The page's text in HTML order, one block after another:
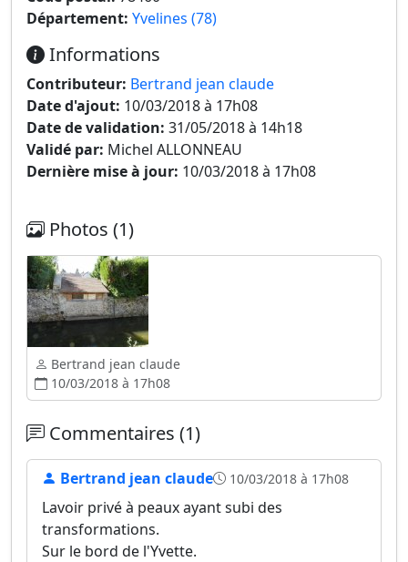
Département: Yvelines (78)
Informations
Contributeur: Bertrand jean claude
Date d'ajout: 10/03/2018 à 17h08
Date de validation: 31/05/2018 à 14h18
Validé par: Michel ALLONNEAU
Dernière mise à jour: 10/03/2018 à 17h08
Photos (1)
Bertrand jean claude
10/03/2018 à 17h08
Commentaires (1)
Bertrand jean claude 10/03/2018 à 17h08
Lavoir privé à peaux ayant subi des
transformations.
Sur le bord de l'Yvette.